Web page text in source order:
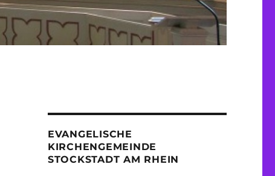
EVANGELISCHE
KIRCHENGEMEINDE
STOCKSTADT AM RHEIN